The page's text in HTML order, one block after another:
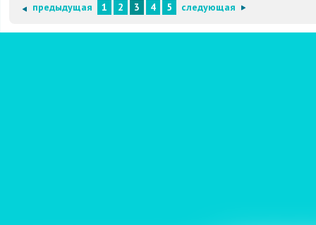
предыдущая 1 2 3 4 5 следующая